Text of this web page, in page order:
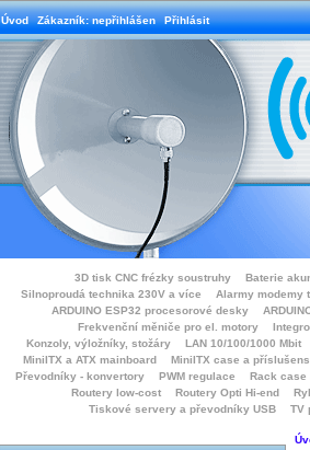
Úvod Zákazník: nepřihlášen Přihlásit
3D tisk CNC frézky soustruhy Baterie
Silnoproudá technika 230V a více
Alarmy modemy
ARDUINO ESP32 procesorové desky
Frekvenční měniče pro el. motory
Konzoly, výložníky, stožáry
LAN 10/100/1000 Mbit
MiniITX a ATX mainboard
MiniITX case a
Převodníky - konvertory
PWM regulace Rack
Routery low-cost
Routery Opti Hi-end
Tiskové servery a převodníky USB
TV